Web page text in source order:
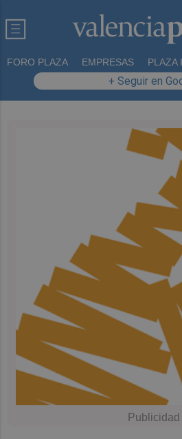
FORO PLAZA EMPRESAS PLAZA
+ Seguir en